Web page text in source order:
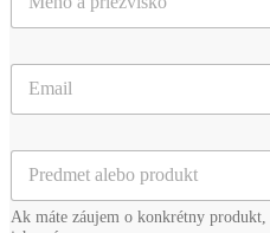
n
v
a
e
d
Ak máte záujem o konkrétny produkt,